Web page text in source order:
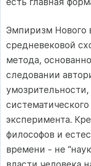
Эмпиризм Нового
средневековой
метода,
следовании
умозрительности,
эксперимента.
философов и
времени - не